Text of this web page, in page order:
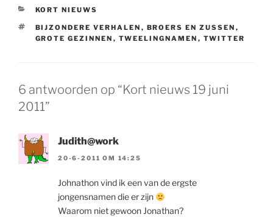
CATEGORIEËN
KORT NIEUWS
TAGS
BIJZONDERE VERHALEN , BROERS EN ZUSSEN ,
GROTE GEZINNEN , TWEELINGNAMEN , TWITTER
6 antwoorden op “Kort nieuws 19 juni
2011”
Judith@work
20-6-2011 OM 14:25
Johnathon vind ik een van de ergste
jongensnamen die er zijn
Waarom niet gewoon Jonathan?